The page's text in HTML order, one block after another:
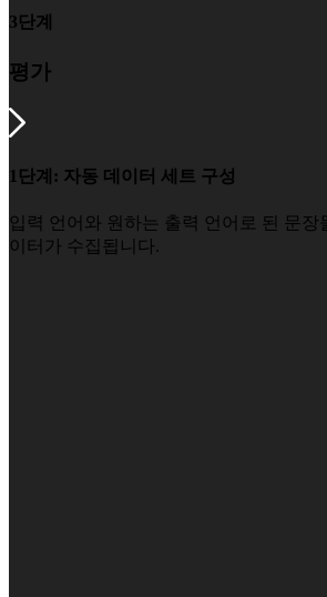
3단계
평가
1단계: 자동 데이터 세트 구성
입력 언어와 원하는 출력 언어로 된 문장
이터가 수집됩니다.